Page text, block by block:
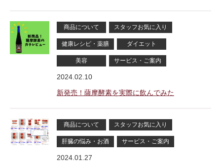
商品について スタッフお気に入り
健康レシピ・薬膳 ダイエット
美容 サービス・ご案内
2024.02.10
新発売！薩摩酵素を実際に飲んでみた
商品について スタッフお気に入り
肝臓の悩み・お酒 サービス・ご案内
2024.01.27